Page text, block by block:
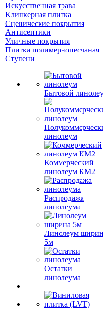
Искусственная трава
Клинкерная плитка
Сценические покрытия
Антисептики
Уличные покрытия
Плитка полимернопесчаная
Ступени
Бытовой
линолеум
Коммерческий
линолеум КМ2
Распродажа
линолеума
Линолеум
5м
Остатки
линолеума